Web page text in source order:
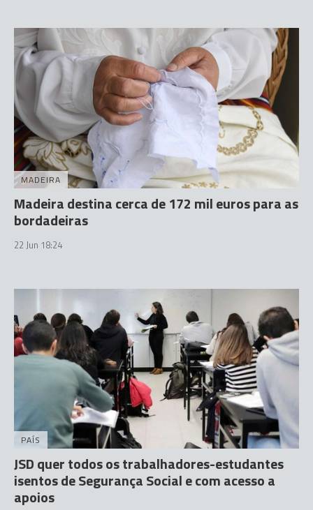
MADEIRA
Madeira destina cerca de 172 mil euros para as
bordadeiras
22 Jun 18:24
PAÍS
JSD quer todos os trabalhadores-estudantes
isentos de Segurança Social e com acesso a
apoios